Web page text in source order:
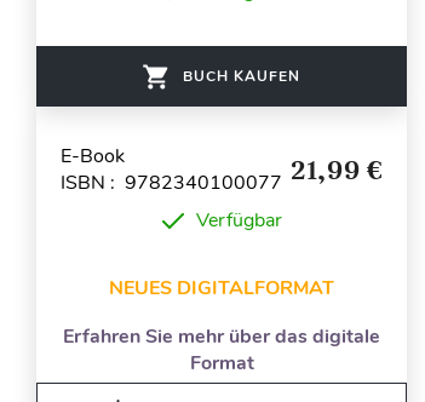
BUCH KAUFEN
E-Book
ISBN : 9782340100077 21,99 €
Verfügbar
NEUES DIGITALFORMAT
Erfahren Sie mehr über das digitale
Format